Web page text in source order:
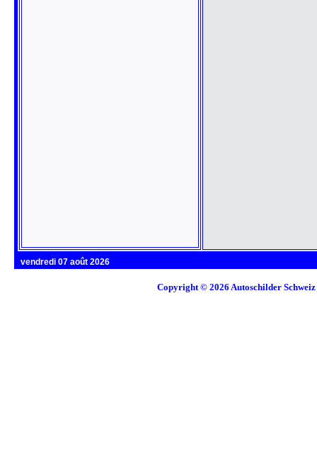
vendredi 07 août 2026
Copyright © 2026 Autoschilder